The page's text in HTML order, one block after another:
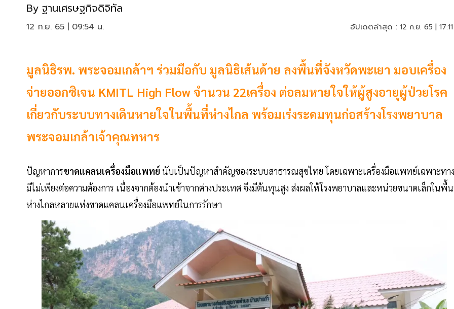
By ฐานเศรษฐกิจดิจิทัล
12 ก.ย. 65 | 09:54 น. อัปเดตล่าสุด : 12 ก.ย. 65 |
มูลนิธิรพ. พระจอมเกล้าฯ ร่วมมือกับ มูลนิธิเส้นด้าย ลงพื้นที่จังหวัดพะเยา มอบเครื่อง
จ่ายออกซิเจน KMITL High Flow จำนวน 22เครื่อง ต่อลมหายใจให้ผู้สูงอายุผู้ป่วยโรค
เกี่ยวกับระบบทางเดินหายใจในพื้นที่ห่างไกล พร้อมเร่งระดมทุนก่อสร้างโรงพยาบาล
พระจอมเกล้าเจ้าคุณทหาร
ปัญหาการขาดแคลนเครื่องมือแพทย์ นับเป็นปัญหาสำคัญของระบบสาธารณสุขไทย โดยเฉพาะเครื่องมือแพทย์เฉพาะทา
มีไม่เพียงต่อความต้องการ เนื่องจากต้องนำเข้าจากต่างประเทศ จึงมีต้นทุนสูง ส่งผลให้โรงพยาบาลและหน่วยขนาดเล็กในพื้
ห่างไกลหลายแห่งขาดแคลนเครื่องมือแพทย์ในการรักษา